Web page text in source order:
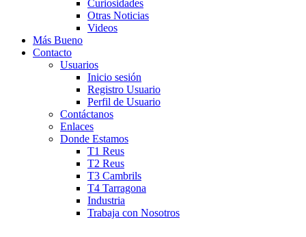
Curiosidades
Otras Noticias
Videos
Más Bueno
Contacto
Usuarios
Inicio sesión
Registro Usuario
Perfil de Usuario
Contáctanos
Enlaces
Donde Estamos
T1 Reus
T2 Reus
T3 Cambrils
T4 Tarragona
Industria
Trabaja con Nosotros